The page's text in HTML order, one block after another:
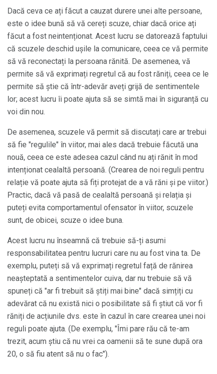
Dacă ceva ce ați făcut a cauzat durere unei alte persoane,
este o idee bună să vă cereți scuze, chiar dacă orice ați
făcut a fost neintenționat. Acest lucru se datorează faptului
că scuzele deschid ușile la comunicare, ceea ce vă permite
să vă reconectați la persoana rănită. De asemenea, vă
permite să vă exprimați regretul că au fost răniți, ceea ce le
permite să știe că într-adevăr aveți grijă de sentimentele
lor; acest lucru îi poate ajuta să se simtă mai în siguranță cu
voi din nou.
De asemenea, scuzele vă permit să discutați care ar trebui
să fie "regulile" în viitor, mai ales dacă trebuie făcută una
nouă, ceea ce este adesea cazul când nu ați rănit în mod
intenționat cealaltă persoană. (Crearea de noi reguli pentru
relație vă poate ajuta să fiți protejat de a vă răni și pe viitor.)
Practic, dacă vă pasă de cealaltă persoană și relația și
puteți evita comportamentul ofensator în viitor, scuzele
sunt, de obicei, scuze o idee buna.
Acest lucru nu înseamnă că trebuie să-ți asumi
responsabilitatea pentru lucruri care nu au fost vina ta. De
exemplu, puteți să vă exprimați regretul față de rănirea
neașteptată a sentimentelor cuiva, dar nu trebuie să vă
spuneți că "ar fi trebuit să știți mai bine" dacă simțiți cu
adevărat că nu există nici o posibilitate să fi știut că vor fi
răniți de acțiunile dvs. este în cazul în care crearea unei noi
reguli poate ajuta. (De exemplu, "Îmi pare rău că te-am
trezit, acum știu că nu vrei ca oamenii să te sune după ora
20, o să fiu atent să nu o fac").